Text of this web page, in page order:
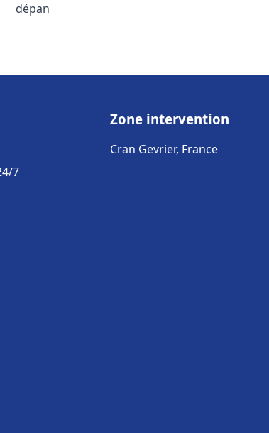
dépan
7
Zone intervention
Cran Gevrier, France